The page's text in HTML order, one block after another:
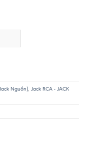
Nguồn) Jack RCA - JACK